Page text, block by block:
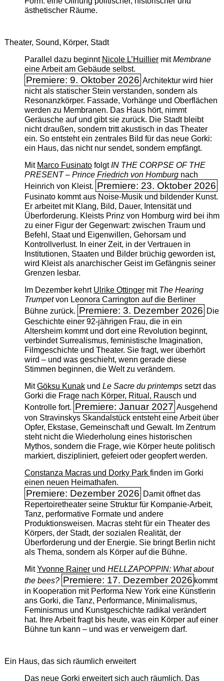
ästhetischer Räume.
Theater, Sound, Körper, Stadt
Parallel dazu beginnt Nicole L’Huilliermit ­Membrane
eine Arbeit am Gebäude selbst.
Premiere: 9. Oktober 2026 Architektur wird hier
nicht als statischer Stein verstanden, sondern als
Resonanzkörper. Fassade, Vorhänge und Oberflächen
werden zu Membranen. Das Haus hört, nimmt
Geräusche auf und gibt sie zurück. Die Stadt bleibt
nicht draußen, sondern tritt akustisch in das Theater
ein. So entsteht ein zentrales Bild für das neue Gorki:
ein Haus, das nicht nur sendet, sondern empfängt.
Mit Marco FusinatofolgtIN THE CORPSE OF THE
PRESENT – Prince Friedrich von Homburgnach
Heinrich von Kleist. Premiere: 23. Oktober 2026
Fusinato kommt aus Noise-Musik und bildender Kunst.
Er arbeitet mit Klang, Bild, Dauer, Intensität und
Überforderung. Kleists Prinz von Homburg wird bei ihm
zu einer Figur der Gegenwart: zwischen Traum und
Befehl, Staat und Eigenwillen, Gehorsam und
Kontrollverlust. In einer Zeit, in der Vertrauen in
Institutionen, Staaten und Bilder brüchig geworden ist,
wird Kleist als anarchischer Geist im Gefängnis seiner
Grenzen lesbar.
Im Dezember kehrt Ulrike Ottingermit The ­Hearing
Trumpetvon Leonora Carrington auf die Berliner
Bühne zurück. Premiere: 3. Dezember 2026 Die
Geschichte einer 92-jährigen Frau, die in ein
Altersheim kommt und dort eine Revolution beginnt,
verbindet Surrealismus, feministische Imagination,
Filmgeschichte und Theater. Sie fragt, wer überhört
wird – und was geschieht, wenn gerade diese
Stimmen beginnen, die Welt zu verändern.
MitGöksu Kunakund Le Sacre du printempssetzt das
Gorki die Frage nach Körper, Ritual, Rausch und
Kontrolle fort. Premiere: Januar 2027 Ausgehend
von Stravinskys Skandalstück entsteht eine Arbeit über
Opfer, Ekstase, Gemeinschaft und Gewalt. Im Zentrum
steht nicht die Wiederholung eines historischen
Mythos, sondern die Frage, wie Körper heute politisch
markiert, diszipliniert, gefeiert oder geopfert werden.
Constanza Macras und Dorky Park finden im Gorki
einen neuen Heimathafen.
Premiere: Dezember 2026 Damit öffnet das
Repertoiretheater seine Struktur für Kompanie-Arbeit,
Tanz, performative Formate und andere
Produktionsweisen. Macras steht für ein Theater des
Körpers, der Stadt, der sozialen Realität, der
Überforderung und der Energie. Sie bringt Berlin nicht
als Thema, sondern als Körper auf die Bühne.
MitYvonne Rainerund HELLZAPOPPIN: What about
the bees? Premiere: 17. Dezember 2026 kommt
in Kooperation mit Performa New York eine Künstlerin
ans Gorki, die Tanz, Performance, Minimalismus,
Feminismus und Kunstgeschichte radikal verändert
hat. Ihre Arbeit fragt bis heute, was ein Körper auf einer
Bühne tun kann – und was er verweigern darf.
Ein Haus, das sich räumlich erweitert
Das neue Gorki erweitert sich auch räumlich. Das